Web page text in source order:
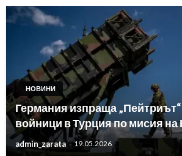
НОВИНИ
Германия изпраща „Пейтриът“
войници в Турция по мисия
admin_zarata 19.05.2026